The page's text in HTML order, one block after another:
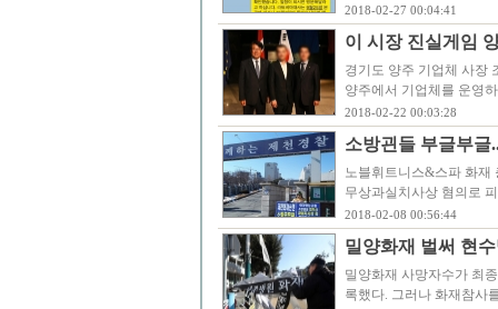
2018-02-27 00:04:41
이 시장 진실게임
경기도 양주 기업체 사장
양주에서 기업체를 운영
2018-02-22 00:03:28
소방괸들 부글부글
노블휘트니스&스파 화재
무상과실치사상 혐의로
2018-02-08 00:56:44
밀양화재 벌써 현
밀양화재 사망자수가 최
록했다. 그러나 화재참사